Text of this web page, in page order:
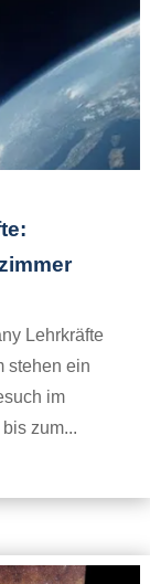
Lehrkräfte
stehen ein
im
zum...